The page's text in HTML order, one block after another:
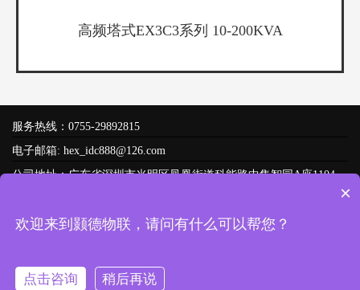
高频塔式EX3C3系列 10-200KVA
服务热线：0755-29892815
电子邮箱: hex_idc888@126.com
公司地址：广东省深圳市光明区凤凰街道科能路中集智园A座1104
Copyright © 2022 - 2026 颢德物联科技（深圳）有限公司 备案号：
粤公网安备 44031102000851号
×
欢迎来到颢德物联，请问有什么可以帮您？
点击咨询 稍后再说